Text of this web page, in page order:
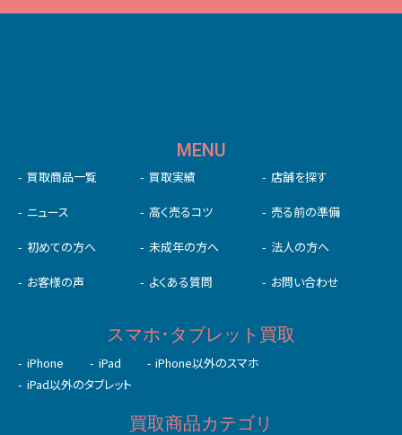
MENU
買取商品一覧 買取実績 店舗を探す
ニュース 高く売るコツ 売る前の準備
初めての⽅へ 未成年の⽅へ 法人の方へ
お客様の声 よくある質問 お問い合わせ
スマホ･タブレット買取
iPhone iPad
iPhone以外のスマホ
iPad以外のタブレット
買取商品カテゴリ